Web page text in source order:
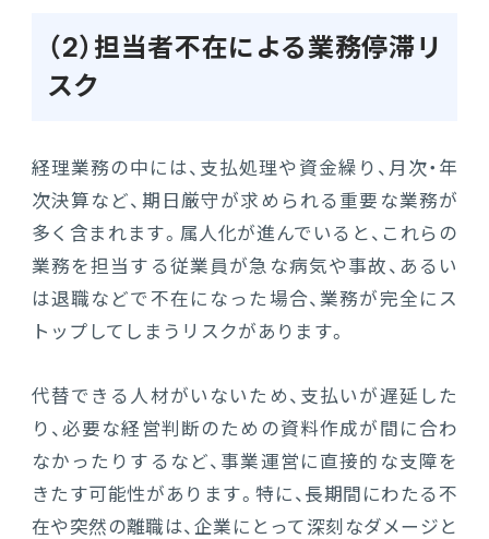
（2）担当者不在による業務停滞リ
スク
経理業務の中には、支払処理や資金繰り、月次・年
次決算など、期日厳守が求められる重要な業務が
多く含まれます。属人化が進んでいると、これらの
業務を担当する従業員が急な病気や事故、あるい
は退職などで不在になった場合、業務が完全にス
トップしてしまうリスクがあります。
代替できる人材がいないため、支払いが遅延した
り、必要な経営判断のための資料作成が間に合わ
なかったりするなど、事業運営に直接的な支障を
きたす可能性があります。特に、長期間にわたる不
在や突然の離職は、企業にとって深刻なダメージと